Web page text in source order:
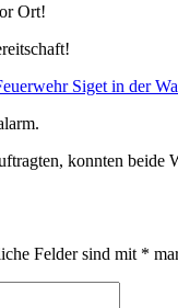
Ort!
Siget in der
konnten beide
Felder sind mit *